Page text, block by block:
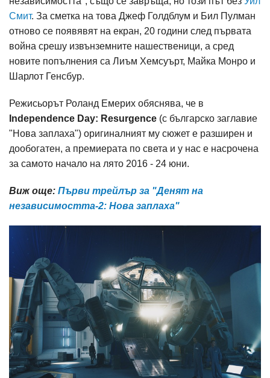
Смит. За сметка на това Джеф Голдблум и Бил Пулман
отново се появявят на екран, 20 години след първата
война срешу извънземните нашественици, а сред
новите попълнения са Лиъм Хемсуърт, Майка Монро и
Шарлот Генсбур.
Режисьорът Роланд Емерих обяснява, че в
Independence Day: Resurgence (с българско заглавие
"Нова заплаха") оригиналният му сюжет е разширен и
дообогатен, а премиерата по света и у нас е насрочена
за самото начало на лято 2016 - 24 юни.
Виж още: Първи трейлър за "Денят на
независимостта-2: Нова заплаха"